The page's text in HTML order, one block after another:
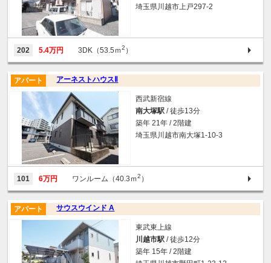
埼玉県川越市上戸297-2
202 5.4万円 3DK（53.5ｍ2 ）
アーネストハウスⅡ
アパート
西武新宿線
南大塚駅 / 徒歩13分
築年 21年 / 2階建
埼玉県川越市南大塚1-10-3
101 6万円 ワンルーム（40.3ｍ2 ）
サウスウインド A
アパート
東武東上線
川越市駅 / 徒歩12分
築年 15年 / 2階建